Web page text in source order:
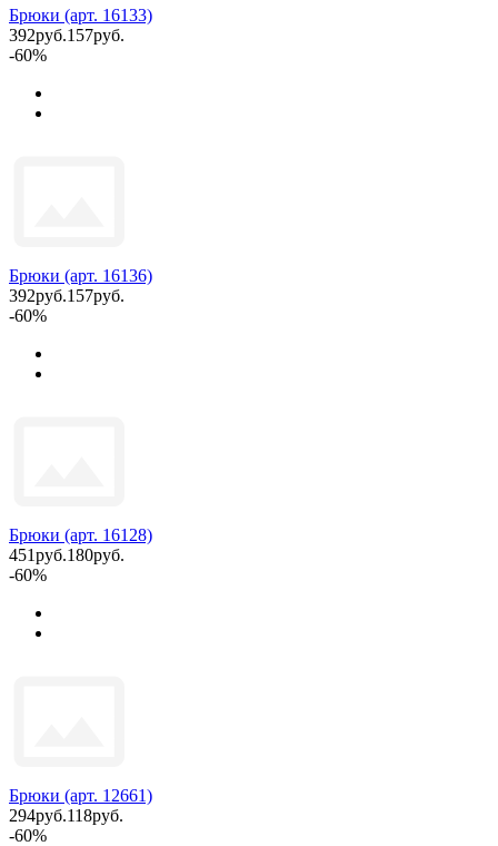
Брюки (арт. 16133)
392руб.157руб.
-60%
Брюки (арт. 16136)
392руб.157руб.
-60%
Брюки (арт. 16128)
451руб.180руб.
-60%
Брюки (арт. 12661)
294руб.118руб.
-60%